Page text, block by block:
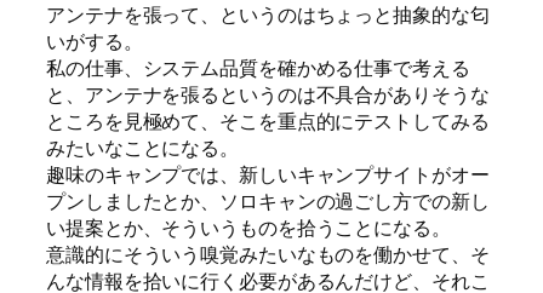
アンテナを張って、というのはちょっと抽象的な匂
いがする。
私の仕事、システム品質を確かめる仕事で考える
と、アンテナを張るというのは不具合がありそうな
ところを見極めて、そこを重点的にテストしてみる
みたいなことになる。
趣味のキャンプでは、新しいキャンプサイトがオー
プンしましたとか、ソロキャンの過ごし方での新し
い提案とか、そういうものを拾うことになる。
意識的にそういう嗅覚みたいなものを働かせて、そ
んな情報を拾いに行く必要があるんだけど、それこ